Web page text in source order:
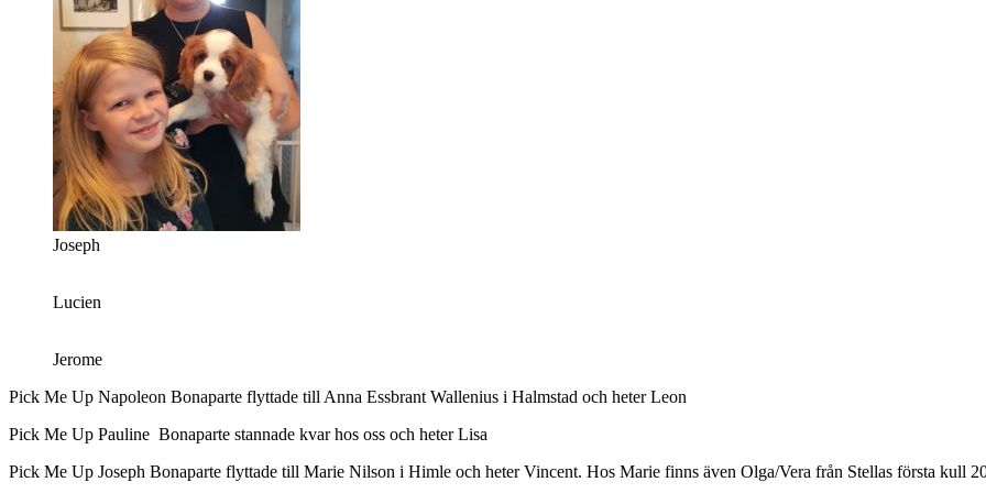
Joseph
Lucien
Jerome
Pick Me Up Napoleon Bonaparte flyttade till Anna Essbrant Wallenius i Halmstad och heter Leon
Pick Me Up Pauline Bonaparte stannade kvar hos oss och heter Lisa
Pick Me Up Joseph Bonaparte flyttade till Marie Nilson i Himle och heter Vincent. Hos Marie finns även Olga/Vera från Stellas första kull